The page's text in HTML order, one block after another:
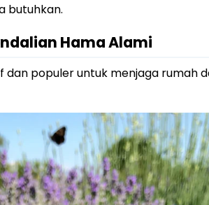
butuhkan.
Hama Alami
populer untuk menjaga rumah